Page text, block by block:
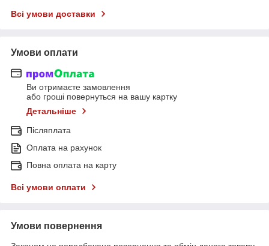
Всі умови доставки
Умови оплати
Ви отримаєте замовлення
або гроші повернуться на вашу картку
Детальніше
Післяплата
Оплата на рахунок
Повна оплата на карту
Всі умови оплати
Умови повернення